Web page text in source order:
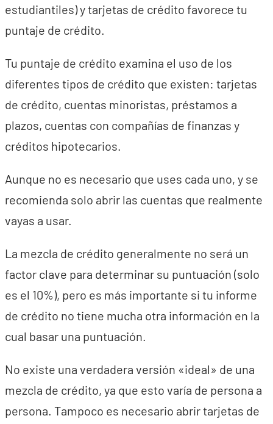
estudiantiles) y tarjetas de crédito favorece tu
puntaje de crédito.
Tu puntaje de crédito examina el uso de los
diferentes tipos de crédito que existen: tarjetas
de crédito, cuentas minoristas, préstamos a
plazos, cuentas con compañías de finanzas y
créditos hipotecarios.
Aunque no es necesario que uses cada uno, y se
recomienda solo abrir las cuentas que realmente
vayas a usar.
La mezcla de crédito generalmente no será un
factor clave para determinar su puntuación (solo
es el 10%), pero es más importante si tu informe
de crédito no tiene mucha otra información en la
cual basar una puntuación.
No existe una verdadera versión «ideal» de una
mezcla de crédito, ya que esto varía de persona a
persona. Tampoco es necesario abrir tarjetas de